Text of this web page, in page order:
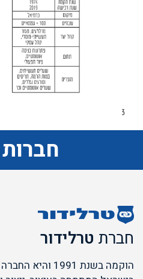
חברות
חברת טרלידור
הוקמה בשנת